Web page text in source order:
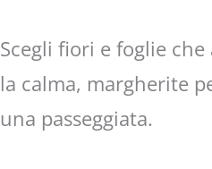
Scegli fiori e foglie
la calma, margherite
una passeggiata.